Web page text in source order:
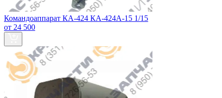
Командоаппарат КА-424 КА-424А-15 1/15
от 24 500